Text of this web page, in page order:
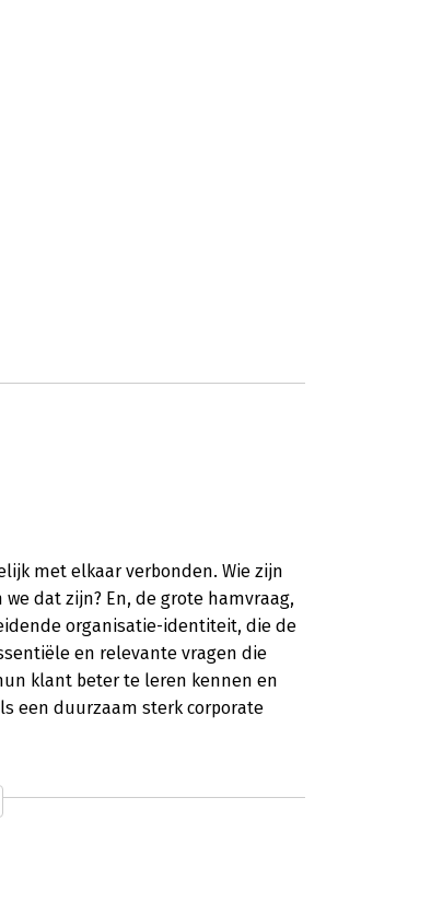
met elkaar verbonden. Wie zijn
dat zijn? En, de grote hamvraag,
organisatie-identiteit, die de
en relevante vragen die
klant beter te leren kennen en
een duurzaam sterk corporate